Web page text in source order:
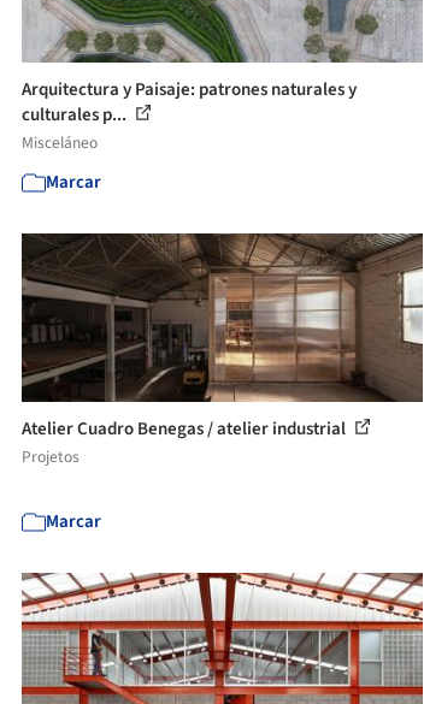
Arquitectura y Paisaje: patrones naturales y
culturales p...
Misceláneo
Marcar
Atelier Cuadro Benegas / atelier industrial
Projetos
Marcar